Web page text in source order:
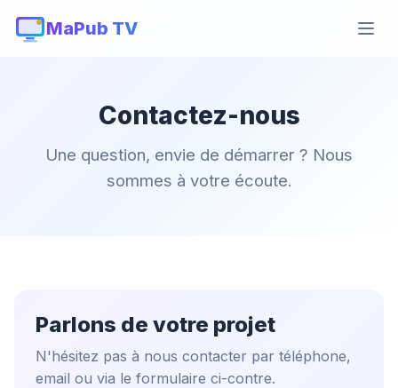
MaPub TV
Contactez-nous
Une question, envie de démarrer ? Nous
sommes à votre écoute.
Parlons de votre projet
N'hésitez pas à nous contacter par téléphone,
email ou via le formulaire ci-contre.